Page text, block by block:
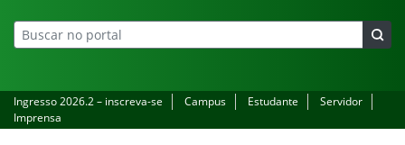
Ingresso 2026.2 – inscreva-se Campus Estudante
Servidor
Imprensa